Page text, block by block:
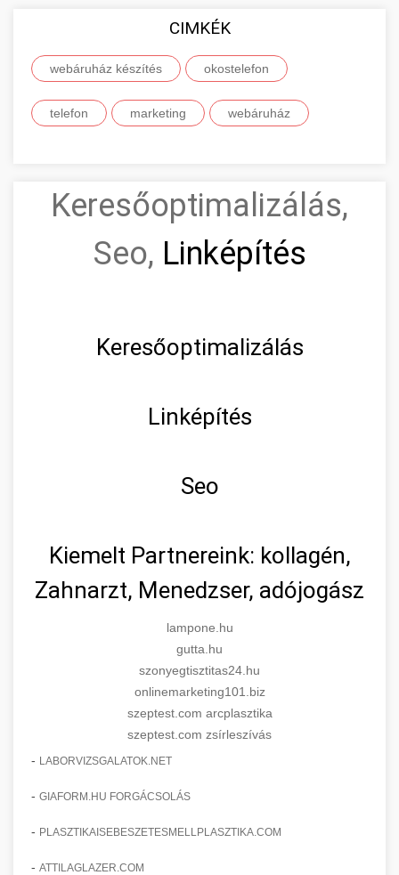
CIMKÉK
webáruház készítés okostelefon
telefon marketing webáruház
Keresőoptimalizálás,
Seo, Linképítés
Keresőoptimalizálás
Linképítés
Seo
Kiemelt Partnereink: kollagén,
Zahnarzt, Menedzser, adójogász
lampone.hu
gutta.hu
szonyegtisztitas24.hu
onlinemarketing101.biz
szeptest.com arcplasztika
szeptest.com zsírleszívás
- LABORVIZSGALATOK.NET
- GIAFORM.HU FORGÁCSOLÁS
- PLASZTIKAISEBESZETESMELLPLASZTIKA.COM
- ATTILAGLAZER.COM